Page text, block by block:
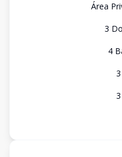
Área
3
4
3
3